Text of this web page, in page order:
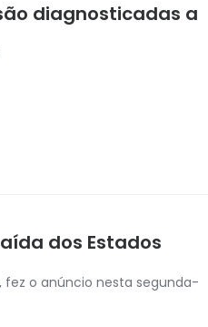
diagnosticadas a
dos Estados
fez o anúncio nesta segunda-